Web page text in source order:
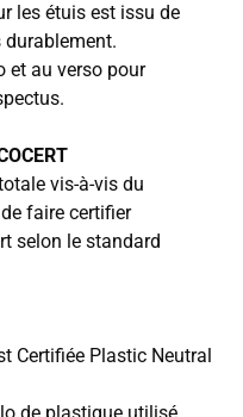
les étuis est issu de
durablement.
et au verso pour
vis-à-vis du
faire certifier
selon le standard
Certifiée Plastic Neutral